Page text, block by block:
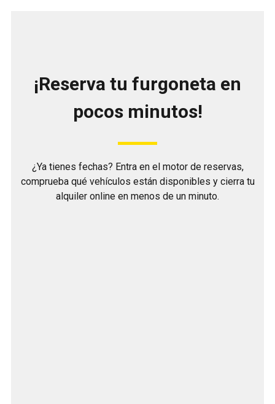
¡Reserva tu furgoneta en
pocos minutos!
¿Ya tienes fechas? Entra en el motor de reservas,
comprueba qué vehículos están disponibles y cierra tu
alquiler online en menos de un minuto.